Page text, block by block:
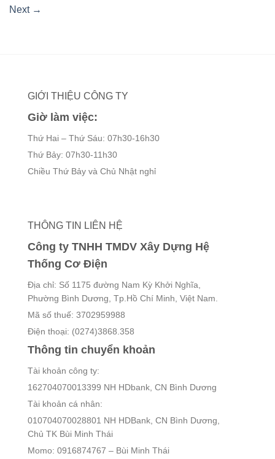
Next →
GIỚI THIỆU CÔNG TY
Giờ làm việc:
Thứ Hai – Thứ Sáu: 07h30-16h30
Thứ Bảy: 07h30-11h30
Chiều Thứ Bảy và Chủ Nhật nghỉ
THÔNG TIN LIÊN HỆ
Công ty TNHH TMDV Xây Dựng Hệ
Thống Cơ Điện
Địa chỉ: Số 1175 đường Nam Kỳ Khởi Nghĩa,
Phường Bình Dương, Tp.Hồ Chí Minh, Việt Nam.
Mã số thuế: 3702959988
Điện thoại: (0274)3868.358
Thông tin chuyển khoản
Tài khoản công ty:
162704070013399 NH HDbank, CN Bình Dương
Tài khoản cá nhân:
010704070028801 NH HDBank, CN Bình Dương,
Chủ TK Bùi Minh Thái
Momo: 0916874767 – Bùi Minh Thái